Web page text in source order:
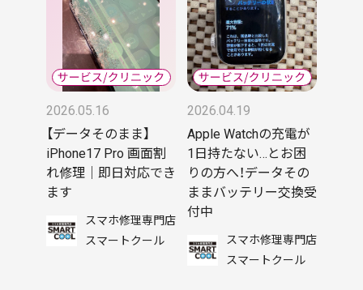
2026.05.16
【データそのまま】
iPhone17 Pro 画面割
れ修理｜即日対応でき
ます
スマホ修理専門店
スマートクール
2026.04.19
Apple Watchの充電が
1日持たない…とお困
りの方へ！データその
ままバッテリー交換受
付中
スマホ修理専門店
スマートクール